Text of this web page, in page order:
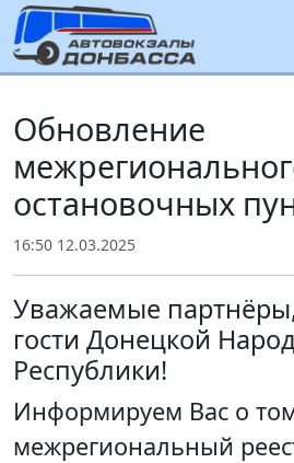
Обновление
остановочных
16:50 12.03.2025
Уважаемые
гости Донецкой
Республики!
Информируем Вас о
межрегиональный